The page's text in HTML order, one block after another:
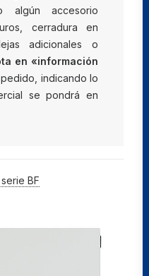
algún accesorio
cerradura en
adicionales o
en «información
indicando lo
se pondrá en
BF